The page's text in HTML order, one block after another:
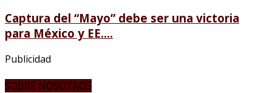
Captura del “Mayo” debe ser una victoria
para México y EE....
Publicidad
SOBRE NOSOTROS